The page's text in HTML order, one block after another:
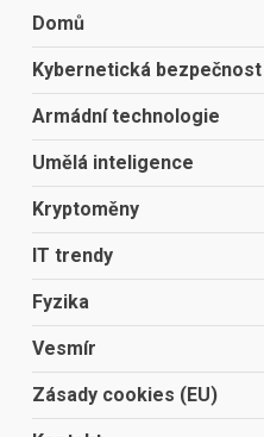
Domů
Kybernetická bezpečnost
Armádní technologie
Umělá inteligence
Kryptoměny
IT trendy
Fyzika
Vesmír
Zásady cookies (EU)